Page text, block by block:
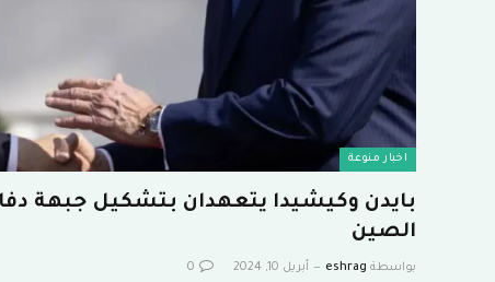
اخبار منوعة
بايدن وكيشيدا يتعهدان بتشكيل جبهة
الصين
بواسطة eshrag أبريل 10, 2024 0